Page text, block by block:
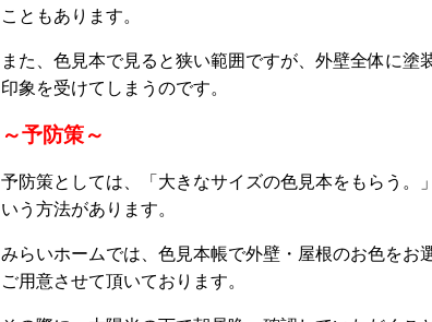
こともあります。
また、色見本で見ると狭い範囲ですが、外壁全体に塗
印象を受けてしまうのです。
～予防策～
予防策としては、「大きなサイズの色見本をもらう。
いう方法があります。
みらいホームでは、色見本帳で外壁・屋根のお色を
ご用意させて頂いております。